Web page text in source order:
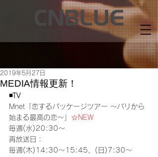
MEDIA情報更新！
2019年5月27日
◾️TV
Mnet「恋するパッケージツアー ～パリから
始まる最高の恋～」 ☆NEW
毎週(水)20:30～
再放送日：
毎週(木)14:30～15:45、(日)7:30～